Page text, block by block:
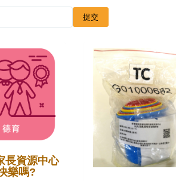
長資源中心
樂嗎?